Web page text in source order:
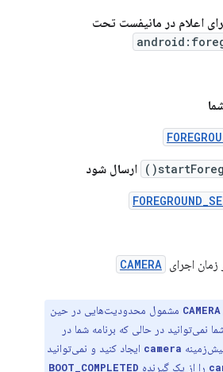
اعلام در مانیفست تحت
ارسال شود
اجرای CAMERA
CAMERA مشمول محدودیت‌هایی در حین
نمی‌توانید در حالی که برنامه شما در
camera ایجاد کنید و نمی‌توانید
را از یک گیرنده BOOT_COMPLETED